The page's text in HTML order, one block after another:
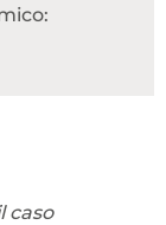
caso